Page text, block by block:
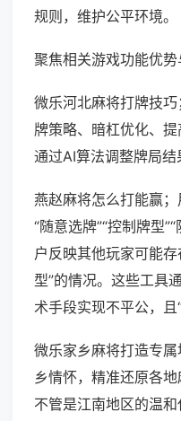
规则，维护公平环境。
聚焦相关游戏功能优势
微乐河北麻将打牌技
牌策略、暗杠优化、提
通过AI算法调整牌局结
燕赵麻将怎么打能赢
“随意选牌”“控制牌型
户反映其他玩家可能存
型”的情况。这些工具
术手段实现不平公，且
微乐家乡麻将打造专
乡情怀，精准还原各地
不管是江南地区的温